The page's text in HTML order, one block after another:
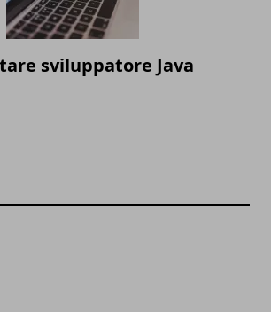
sviluppatore Java